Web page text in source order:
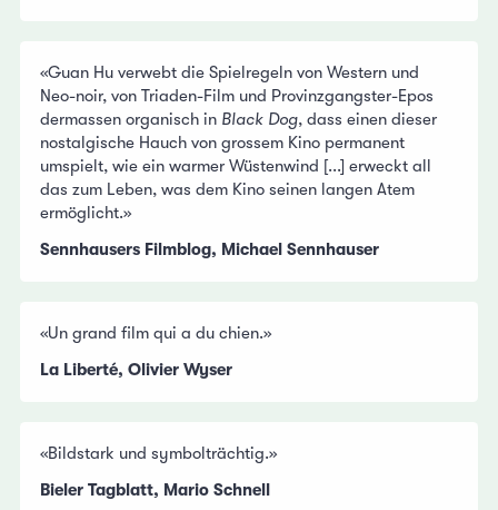
«Guan Hu verwebt die Spielregeln von Western und
Neo-noir, von Triaden-Film und Provinzgangster-Epos
dermassen organisch in Black Dog, dass einen dieser
nostalgische Hauch von grossem Kino permanent
umspielt, wie ein warmer Wüstenwind [...] erweckt all
das zum Leben, was dem Kino seinen langen Atem
ermöglicht.»
Sennhausers Filmblog, Michael Sennhauser
«Un grand film qui a du chien.»
La Liberté, Olivier Wyser
«Bildstark und symbolträchtig.»
Bieler Tagblatt, Mario Schnell